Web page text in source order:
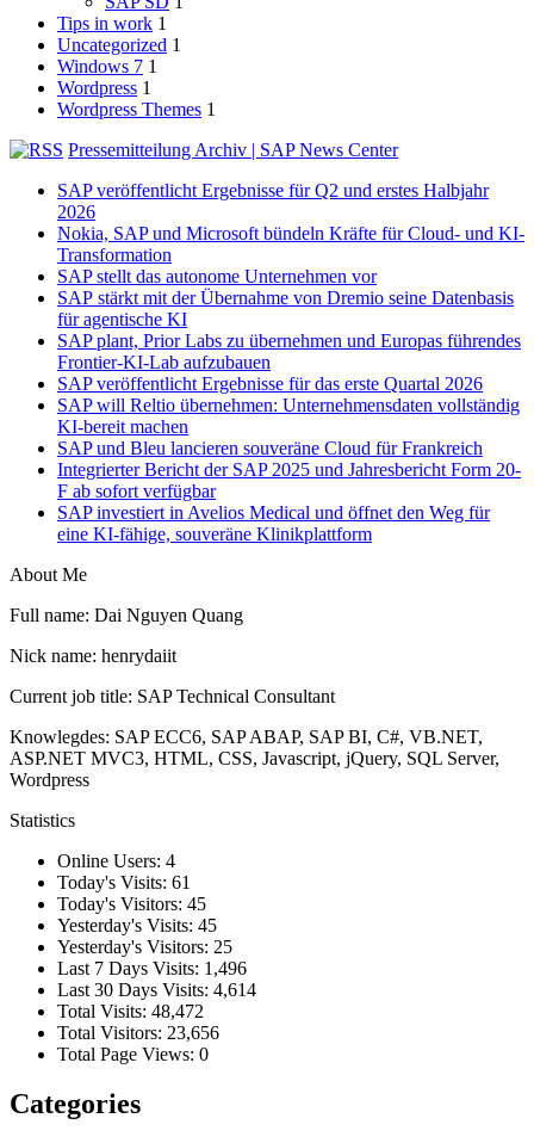
Tips in work 1
Uncategorized 1
Windows 7 1
Wordpress 1
Wordpress Themes 1
Pressemitteilung Archiv | SAP News Center
SAP veröffentlicht Ergebnisse für Q2 und erstes Halbjahr
2026
Nokia, SAP und Microsoft bündeln Kräfte für Cloud- und KI-
Transformation
SAP stellt das autonome Unternehmen vor
SAP stärkt mit der Übernahme von Dremio seine Datenbasis
für agentische KI
SAP plant, Prior Labs zu übernehmen und Europas führendes
Frontier-KI-Lab aufzubauen
SAP veröffentlicht Ergebnisse für das erste Quartal 2026
SAP will Reltio übernehmen: Unternehmensdaten vollständig
KI-bereit machen
SAP und Bleu lancieren souveräne Cloud für Frankreich
Integrierter Bericht der SAP 2025 und Jahresbericht Form 20-
F ab sofort verfügbar
SAP investiert in Avelios Medical und öffnet den Weg für
eine KI-fähige, souveräne Klinikplattform
About Me
Full name: Dai Nguyen Quang
Nick name: henrydaiit
Current job title: SAP Technical Consultant
Knowlegdes: SAP ECC6, SAP ABAP, SAP BI, C#, VB.NET,
ASP.NET MVC3, HTML, CSS, Javascript, jQuery, SQL Server,
Wordpress
Statistics
Online Users: 4
Today's Visits: 61
Today's Visitors: 45
Yesterday's Visits: 45
Yesterday's Visitors: 25
Last 7 Days Visits: 1,496
Last 30 Days Visits: 4,614
Total Visits: 48,472
Total Visitors: 23,656
Total Page Views: 0
Categories